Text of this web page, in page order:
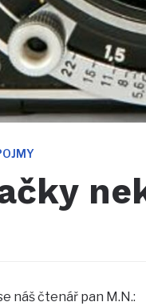
náš čtenář pan M.N.: